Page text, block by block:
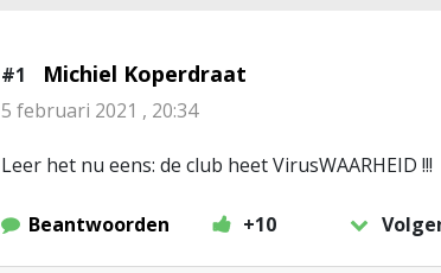
#1 Michiel Koperdraat
5 februari 2021 , 20:34
Leer het nu eens: de club heet VirusWAARHEID !!!
Beantwoorden +10